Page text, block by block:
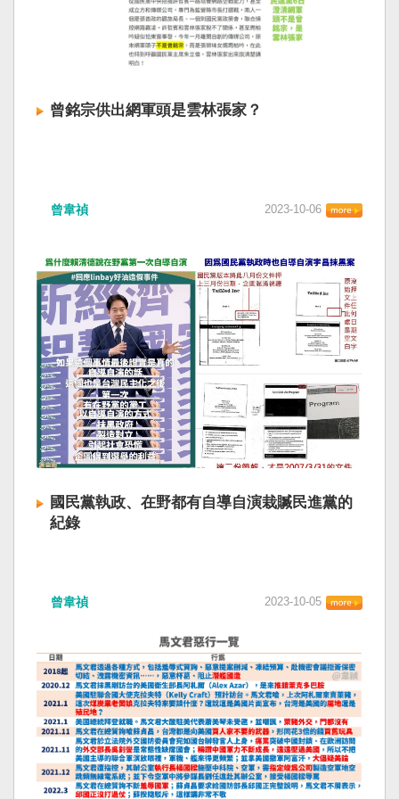
曾銘宗供出網軍頭是雲林張家？
曾韋禎 2023-10-06
國民黨執政、在野都有自導自演栽贓民進黨的
紀錄
曾韋禎 2023-10-05